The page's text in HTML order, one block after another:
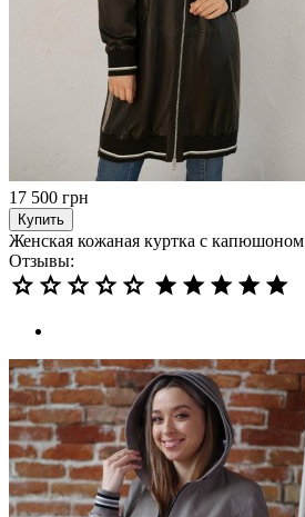
17 500 грн
Купить
Женская кожаная куртка с капюшоном
Отзывы: